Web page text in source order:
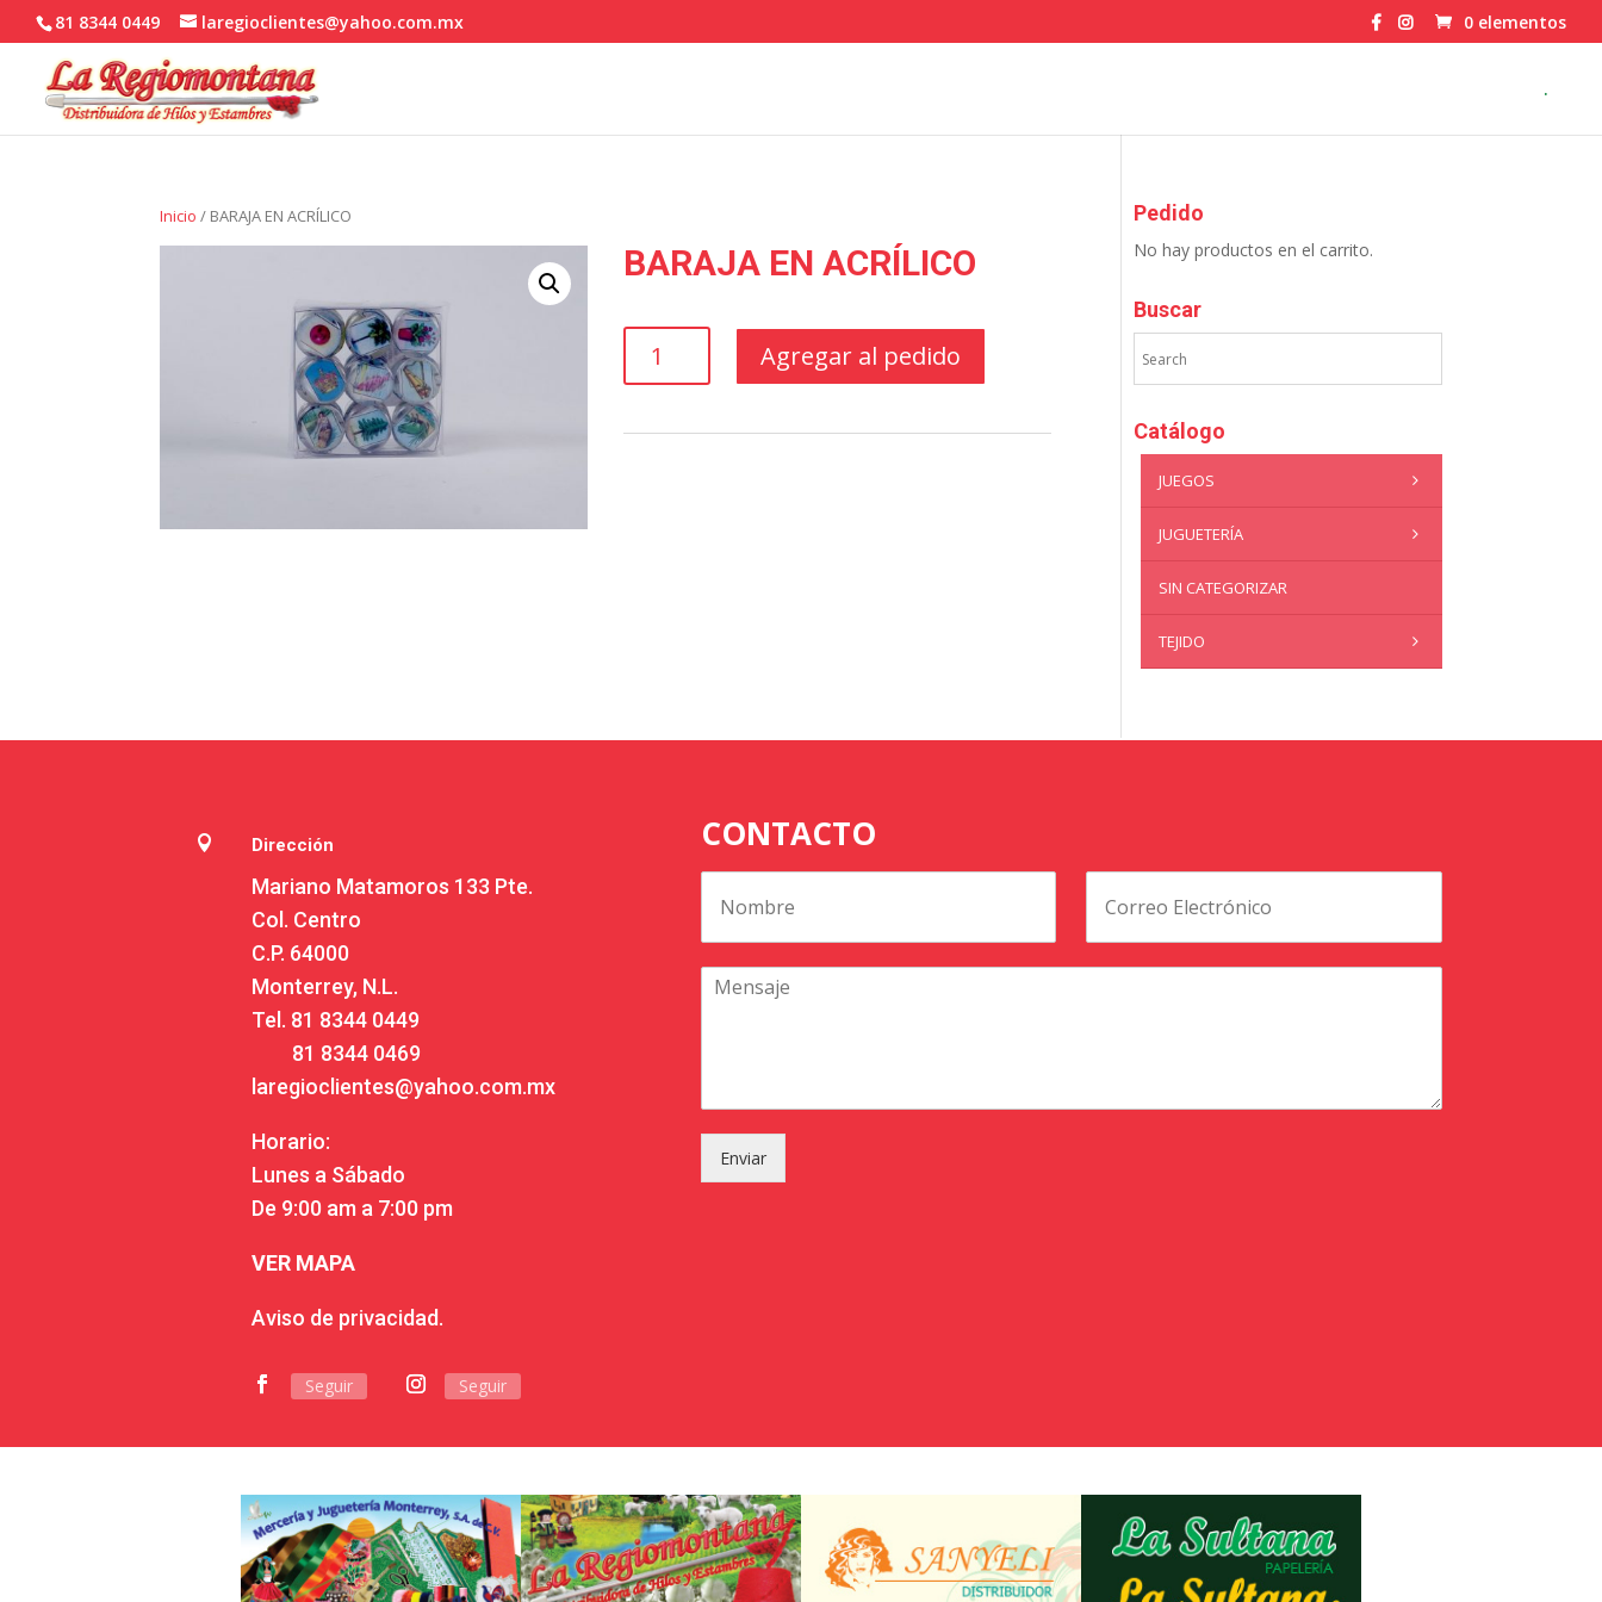
81 8344 0449 laregioclientes@yahoo.com.mx 0 elementos
.
Inicio / BARAJA EN ACRÍLICO
BARAJA EN ACRÍLICO
Agregar al pedido
Pedido
No hay productos en el carrito.
Buscar
Catálogo
JUEGOS
JUGUETERÍA
SIN CATEGORIZAR
TEJIDO
 Dirección
Mariano Matamoros 133 Pte.
Col. Centro
C.P. 64000
Monterrey, N.L.
Tel. 81 8344 0449
81 8344 0469
laregioclientes@yahoo.com.mx
Horario:
Lunes a Sábado
De 9:00 am a 7:00 pm
VER MAPA
Aviso de privacidad.
Seguir Seguir
CONTACTO
Enviar